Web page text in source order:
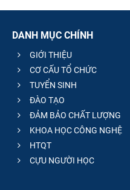
DANH MỤC CHÍNH
GIỚI THIỆU
CƠ CẤU TỔ CHỨC
TUYỂN SINH
ĐÀO TẠO
ĐẢM BẢO CHẤT LƯỢNG
KHOA HỌC CÔNG NGHỆ
HTQT
CỰU NGƯỜI HỌC